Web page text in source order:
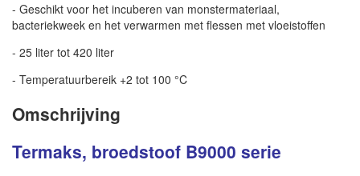
- Geschikt voor het incuberen van monstermateriaal,
bacteriekweek en het verwarmen met flessen met vloeistoffen
- 25 liter tot 420 liter
- Temperatuurbereik +2 tot 100 °C
Omschrijving
Termaks, broedstoof B9000 serie